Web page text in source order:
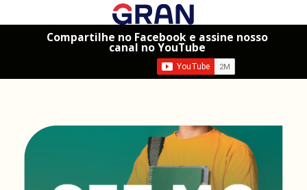
Compartilhe no Facebook e assine nosso
canal no YouTube